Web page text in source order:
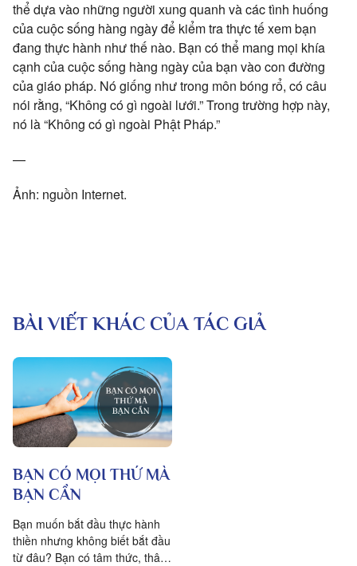
thể dựa vào những người xung quanh và các tình huống
của cuộc sống hàng ngày để kiểm tra thực tế xem bạn
đang thực hành như thế nào. Bạn có thể mang mọi khía
cạnh của cuộc sống hàng ngày của bạn vào con đường
của giáo pháp. Nó giống như trong môn bóng rổ, có câu
nói rằng, “Không có gì ngoài lưới.” Trong trường hợp này,
nó là “Không có gì ngoài Phật Pháp.”
—
Ảnh: nguồn Internet.
BÀI VIẾT KHÁC CỦA TÁC GIẢ
BẠN CÓ MỌI THỨ MÀ
BẠN CẦN
Bạn muốn bắt đầu thực hành
thiền nhưng không biết bắt đầu
từ đâu? Bạn có tâm thức, thân